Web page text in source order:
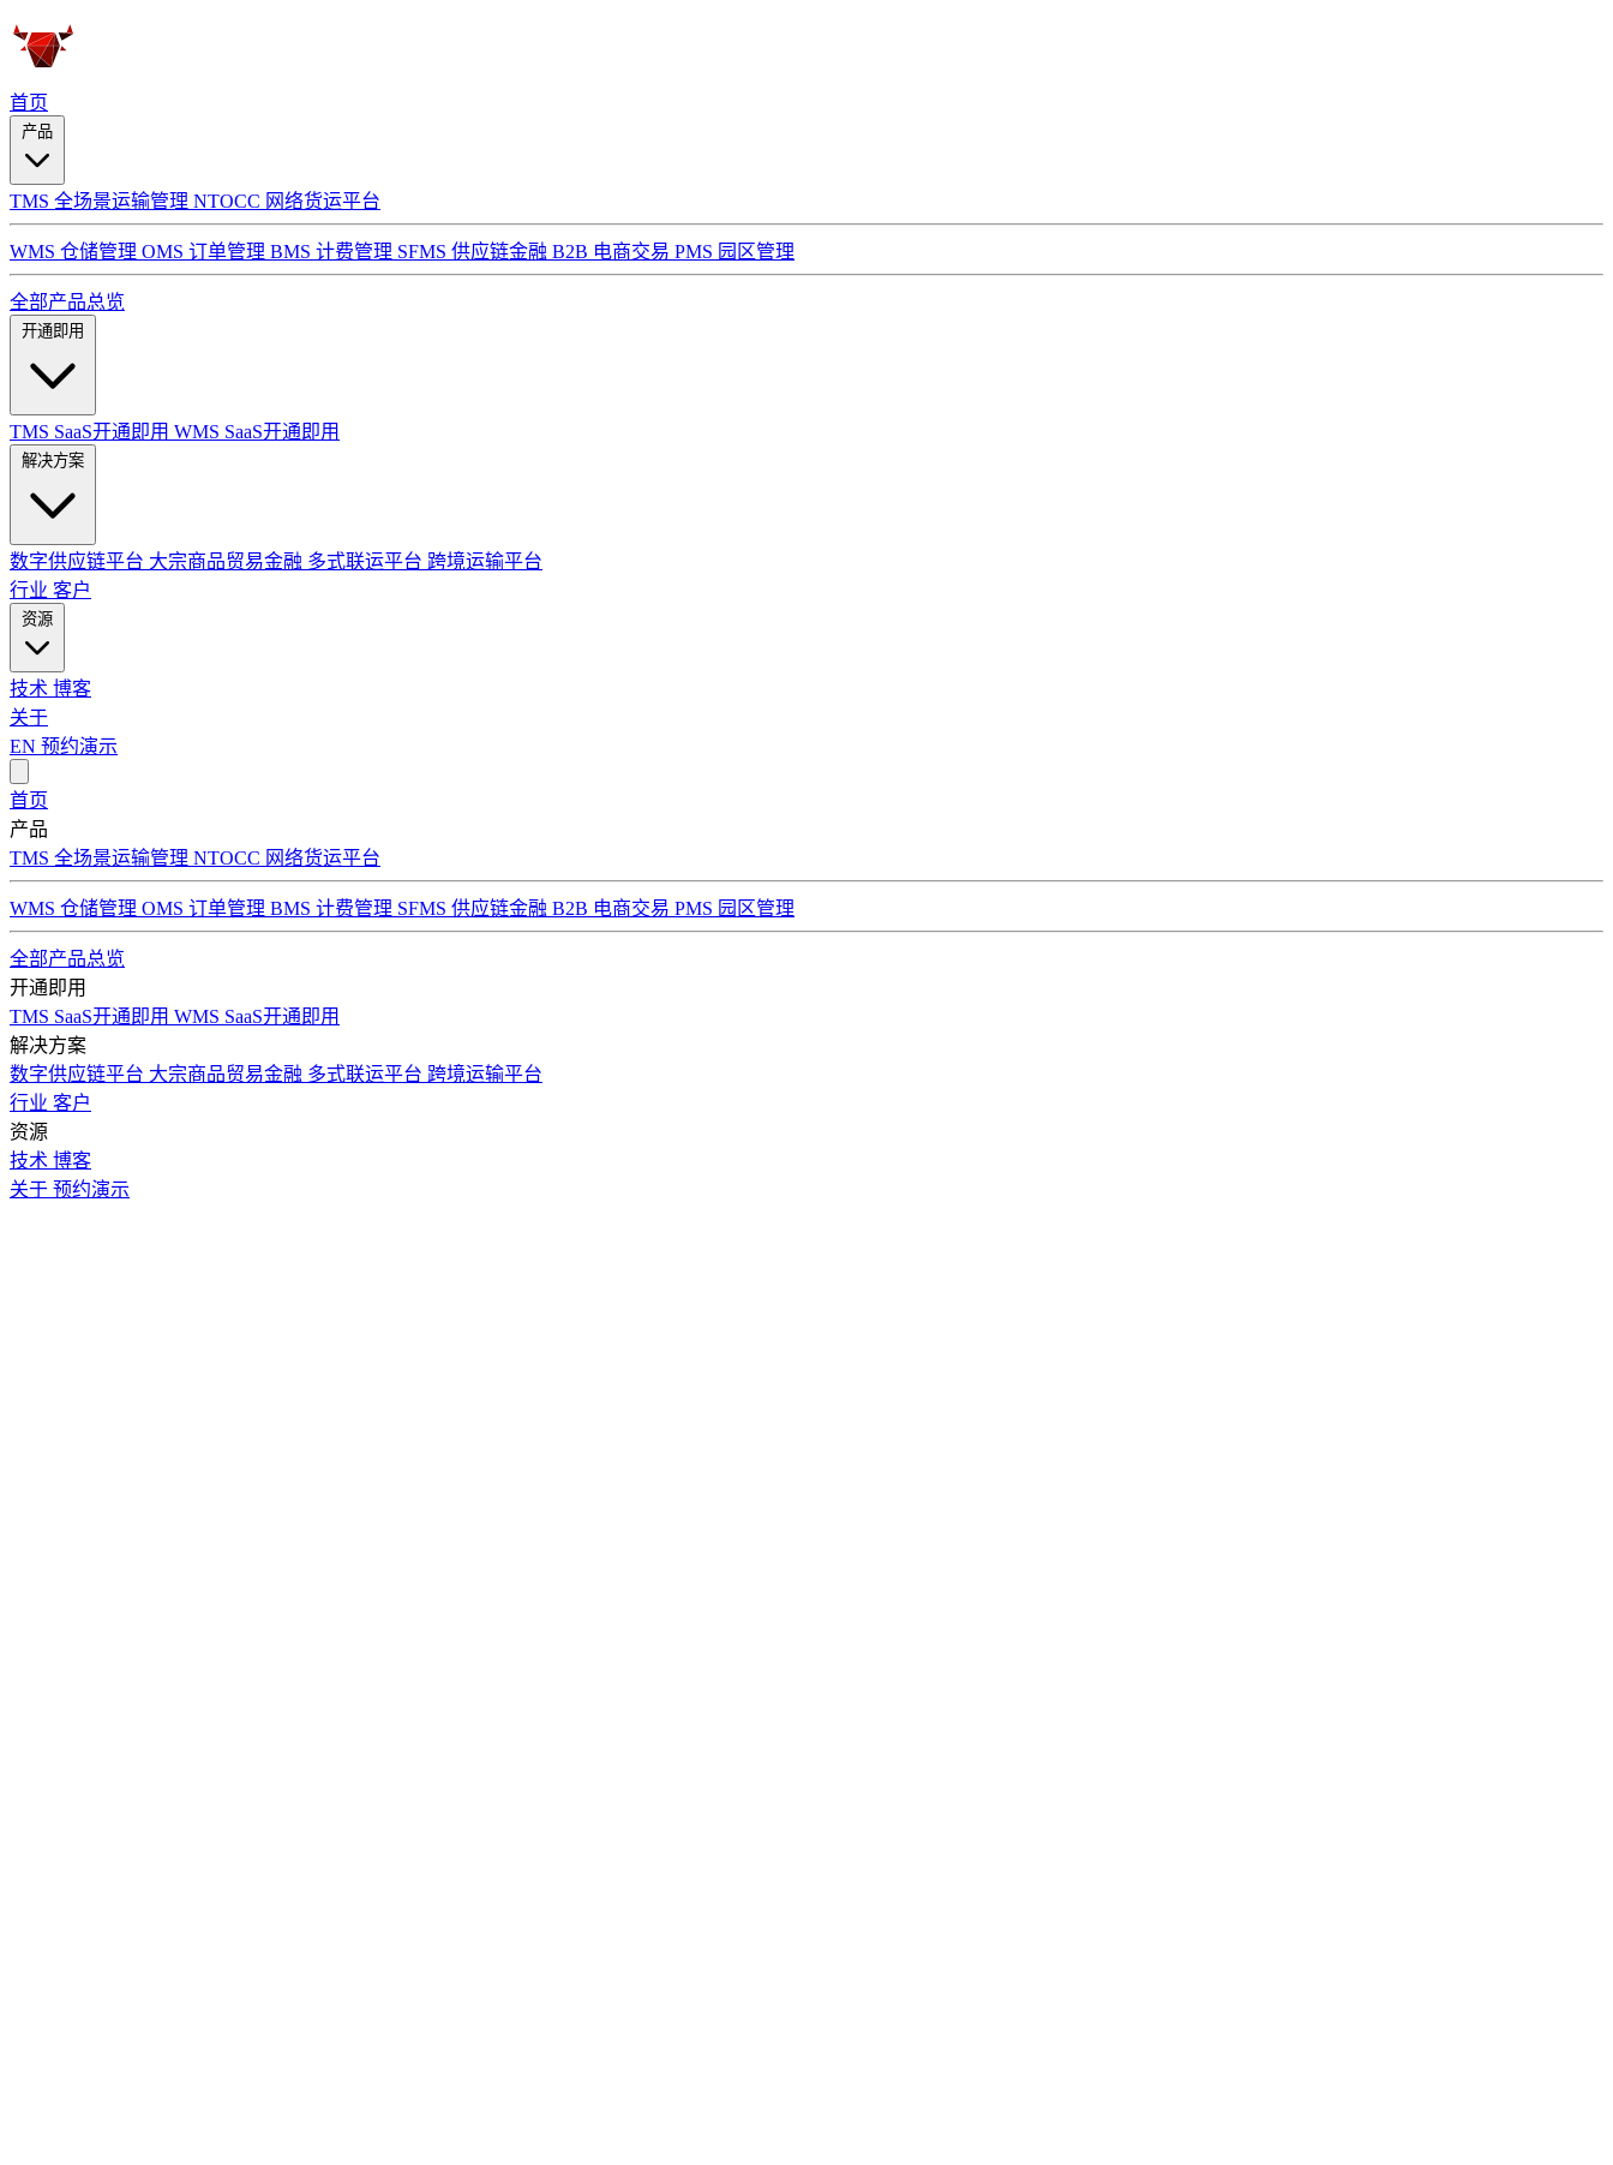
首页
TMS 全场景运输管理 NTOCC 网络货运平台
WMS 仓储管理 OMS 订单管理 BMS 计费管理 SFMS 供应链金融 B2B 电商交易 PMS 园区管理
全部产品总览
TMS SaaS开通即用 WMS SaaS开通即用
数字供应链平台 大宗商品贸易金融 多式联运平台 跨境运输平台
行业 客户
技术 博客
关于
EN 预约演示
首页
产品
TMS 全场景运输管理 NTOCC 网络货运平台
WMS 仓储管理 OMS 订单管理 BMS 计费管理 SFMS 供应链金融 B2B 电商交易 PMS 园区管理
全部产品总览
开通即用
TMS SaaS开通即用 WMS SaaS开通即用
解决方案
数字供应链平台 大宗商品贸易金融 多式联运平台 跨境运输平台
行业 客户
资源
技术 博客
关于 预约演示